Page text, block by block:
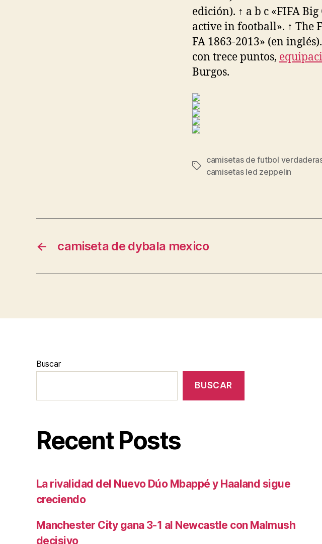
edición). ↑ a b c «FIFA
active in football». ↑ The
FA 1863-2013» (en
con trece puntos,
Burgos.
Etiquetas
camisetas de futbol
camisetas led zeppelin
← camiseta de dybala mexico
Buscar
BUSCAR
Recent Posts
La rivalidad del Nuevo Dúo Mbappé y Haaland sigue
creciendo
Manchester City gana 3-1 al Newcastle con Malmush
decisivo